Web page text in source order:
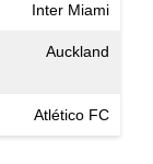
Inter Miami
Auckland
Atlético FC